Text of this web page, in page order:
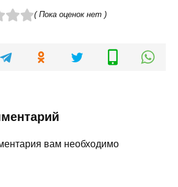
( Пока оценок нет )
вам необходимо